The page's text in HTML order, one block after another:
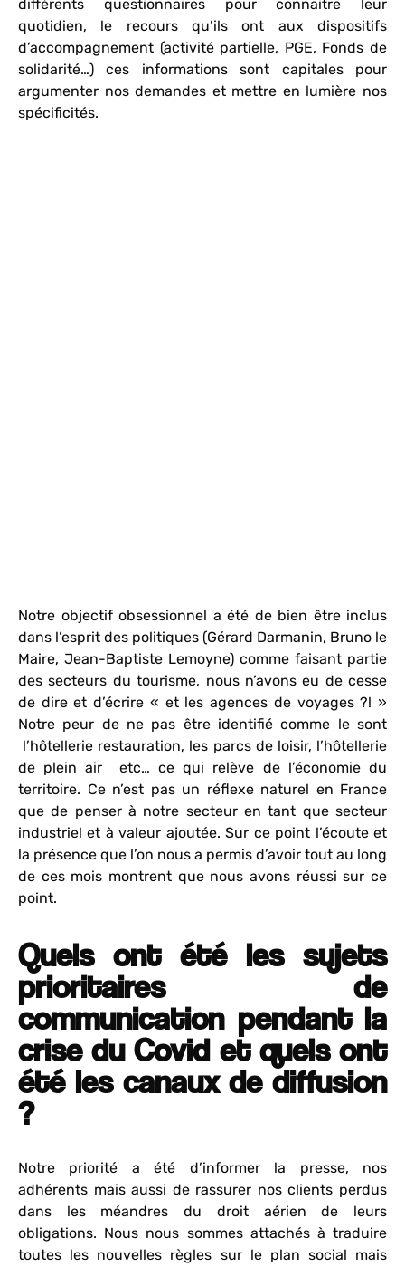
différents questionnaires pour connaitre leur
quotidien, le recours qu’ils ont aux dispositifs
d’accompagnement (activité partielle, PGE, Fonds de
solidarité…) ces informations sont capitales pour
argumenter nos demandes et mettre en lumière nos
spécificités.
Notre objectif obsessionnel a été de bien être inclus
dans l’esprit des politiques (Gérard Darmanin, Bruno le
Maire, Jean-Baptiste Lemoyne) comme faisant partie
des secteurs du tourisme, nous n’avons eu de cesse
de dire et d’écrire « et les agences de voyages ?! »
Notre peur de ne pas être identifié comme le sont
l’hôtellerie restauration, les parcs de loisir, l’hôtellerie
de plein air etc… ce qui relève de l’économie du
territoire. Ce n’est pas un réflexe naturel en France
que de penser à notre secteur en tant que secteur
industriel et à valeur ajoutée. Sur ce point l’écoute et
la présence que l’on nous a permis d’avoir tout au long
de ces mois montrent que nous avons réussi sur ce
point.
Quels ont été les sujets
prioritaires de
communication pendant la
crise du Covid et quels ont
été les canaux de diffusion
?
Notre priorité a été d’informer la presse, nos
adhérents mais aussi de rassurer nos clients perdus
dans les méandres du droit aérien de leurs
obligations. Nous nous sommes attachés à traduire
toutes les nouvelles règles sur le plan social mais